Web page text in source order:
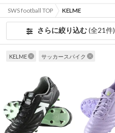
SWS football TOP KELME
さらに絞り込む(全21件)
KELME サッカースパイク